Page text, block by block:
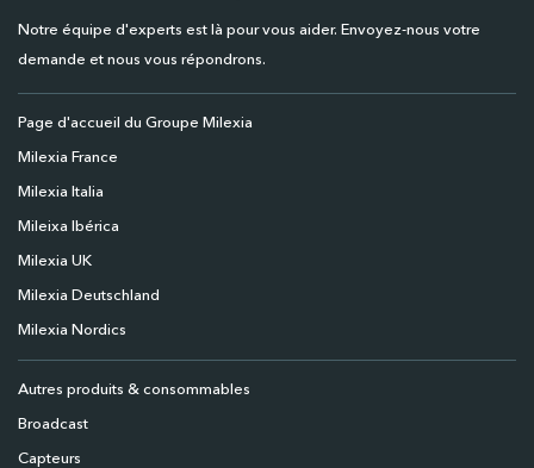
Notre équipe d'experts est là pour vous aider. Envoyez-nous votre
demande et nous vous répondrons.
Page d'accueil du Groupe Milexia
Milexia France
Milexia Italia
Mileixa Ibérica
Milexia UK
Milexia Deutschland
Milexia Nordics
Autres produits & consommables
Broadcast
Capteurs